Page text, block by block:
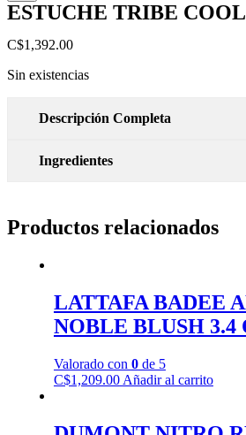
ESTUCHE TRIBE
C$1,392.00
Sin existencias
Descripción Completa
Ingredientes
Productos relacionados
LATTAFA BADEE
NOBLE BLUSH 3.4
Valorado con 0de 5
C$1,209.00 Añadir al carrito